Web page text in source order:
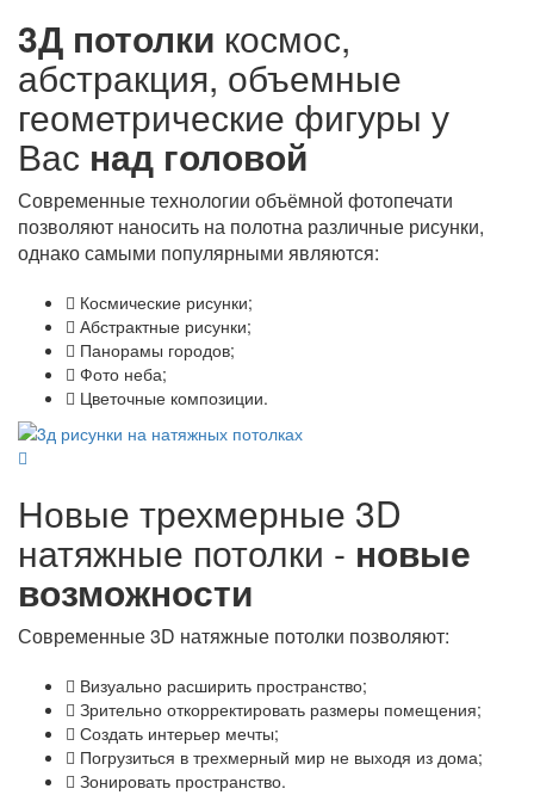
3Д потолки космос,
абстракция, объемные
геометрические фигуры у
Вас над головой
Современные технологии объёмной фотопечати
позволяют наносить на полотна различные рисунки,
однако самыми популярными являются:
Космические рисунки;
Абстрактные рисунки;
Панорамы городов;
Фото неба;
Цветочные композиции.
Новые трехмерные 3D
натяжные потолки - новые
возможности
Современные 3D натяжные потолки позволяют:
Визуально расширить пространство;
Зрительно откорректировать размеры помещения;
Создать интерьер мечты;
Погрузиться в трехмерный мир не выходя из дома;
Зонировать пространство.